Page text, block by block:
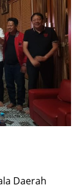
Daerah